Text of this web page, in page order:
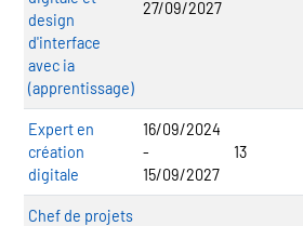
design
d'interface
avec ia
(apprentissage)
27/09/2027
Expert en
création
digitale
16/09/2024
-
15/09/2027
13
Chef de projets